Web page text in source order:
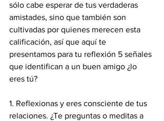
sólo cabe esperar de tus verdaderas
amistades, sino que también son
cultivadas por quienes merecen esta
calificación, así que aquí te
presentamos para tu reflexión 5 señales
que identifican a un buen amigo ¿lo
eres tú?
1. Reflexionas y eres consciente de tus
relaciones. ¿Te preguntas o meditas a